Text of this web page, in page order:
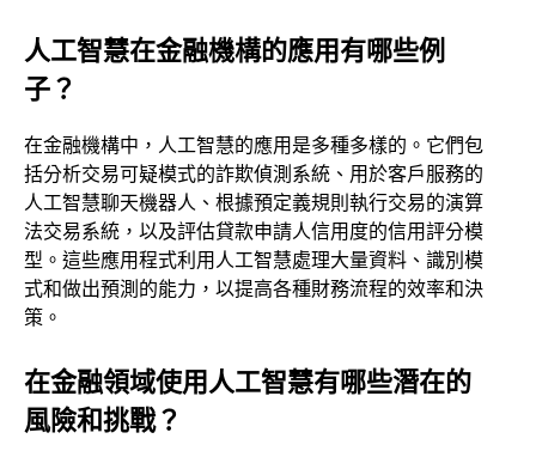
人工智慧在金融機構的應用有哪些例
子？
在金融機構中，人工智慧的應用是多種多樣的。它們包
括分析交易可疑模式的詐欺偵測系統、用於客戶服務的
人工智慧聊天機器人、根據預定義規則執行交易的演算
法交易系統，以及評估貸款申請人信用度的信用評分模
型。這些應用程式利用人工智慧處理大量資料、識別模
式和做出預測的能力，以提高各種財務流程的效率和決
策。
在金融領域使用人工智慧有哪些潛在的
風險和挑戰？